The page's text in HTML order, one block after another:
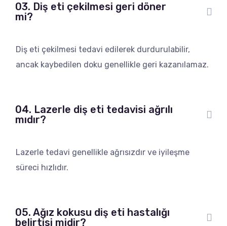
03. Diş eti çekilmesi geri döner
mi?
Diş eti çekilmesi tedavi edilerek durdurulabilir,
ancak kaybedilen doku genellikle geri kazanılamaz.
04. Lazerle diş eti tedavisi ağrılı
mıdır?
Lazerle tedavi genellikle ağrısızdır ve iyileşme
süreci hızlıdır.
05. Ağız kokusu diş eti hastalığı
belirtisi midir?